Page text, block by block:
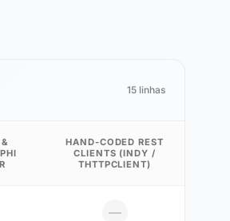
15 linhas
HAND-CODED REST
CLIENTS (INDY /
THTTPCLIENT)
—